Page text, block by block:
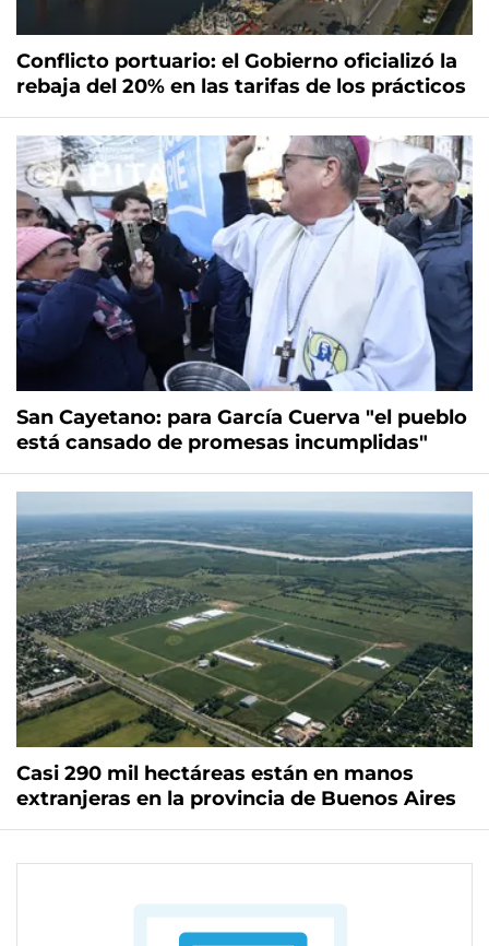
Conflicto portuario: el Gobierno oficializó la
rebaja del 20% en las tarifas de los prácticos
San Cayetano: para García Cuerva "el pueblo
está cansado de promesas incumplidas"
Casi 290 mil hectáreas están en manos
extranjeras en la provincia de Buenos Aires